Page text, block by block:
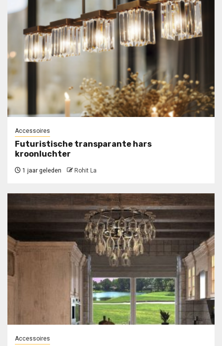
Accessoires
Futuristische transparante hars
kroonluchter
1 jaar geleden Rohit La
Accessoires